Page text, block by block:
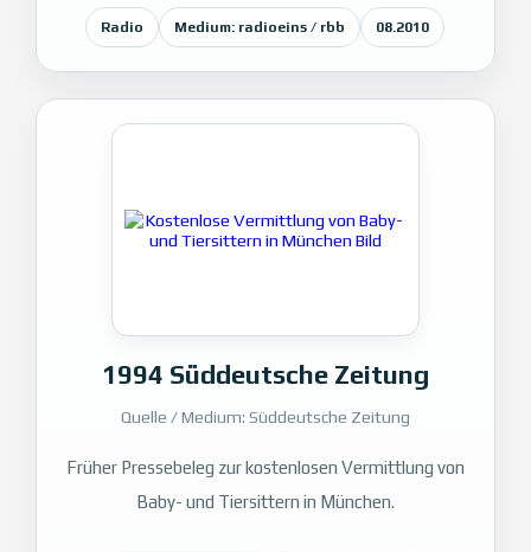
Radio Medium: radioeins / rbb 08.2010
1994 Süddeutsche Zeitung
Quelle / Medium: Süddeutsche Zeitung
Früher Pressebeleg zur kostenlosen Vermittlung von
Baby- und Tiersittern in München.